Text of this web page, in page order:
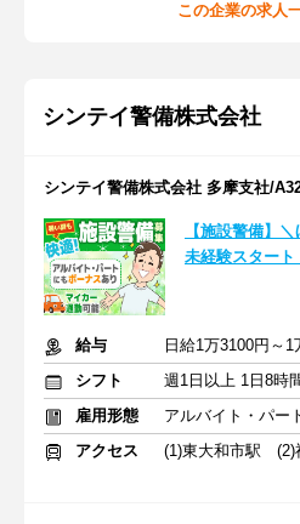
この企業の求人
シンテイ警備株式会社
シンテイ警備株式会社 多摩支社/
【施設警備】
未経験スタート
給与
シフト
雇用形態
アルバイト・パー
アクセス
(1)東大和市駅 (2)